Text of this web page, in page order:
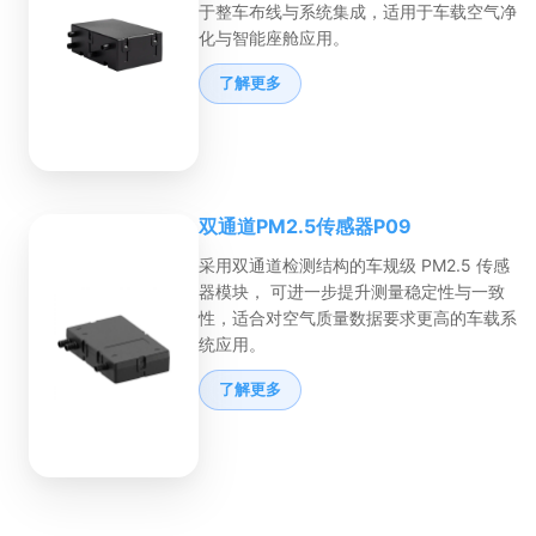
于整车布线与系统集成，适用于车载空气净
化与智能座舱应用。
了解更多
双通道PM2.5传感器P09
采用双通道检测结构的车规级 PM2.5 传感
器模块， 可进一步提升测量稳定性与一致
性，适合对空气质量数据要求更高的车载系
统应用。
了解更多